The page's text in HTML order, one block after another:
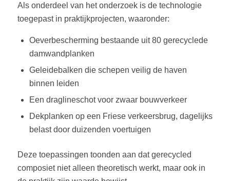
Als onderdeel van het onderzoek is de technologie
toegepast in praktijkprojecten, waaronder:
Oeverbescherming bestaande uit 80 gerecyclede
damwandplanken
Geleidebalken die schepen veilig de haven
binnen leiden
Een draglineschot voor zwaar bouwverkeer
Dekplanken op een Friese verkeersbrug, dagelijks
belast door duizenden voertuigen
Deze toepassingen toonden aan dat gerecycled
composiet niet alleen theoretisch werkt, maar ook in